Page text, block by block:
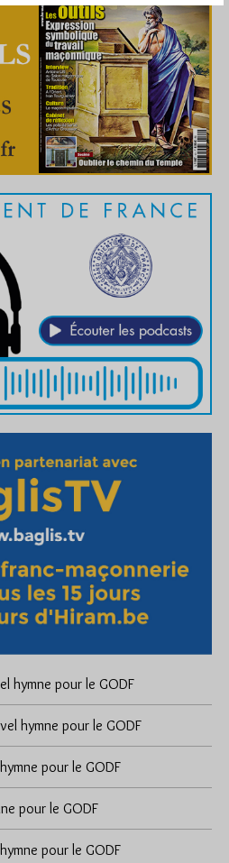
hymne pour le GODF
hymne pour le GODF
pour le GODF
pour le GODF
pour le GODF